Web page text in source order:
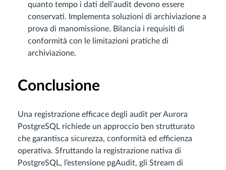
quanto tempo i dati dell’audit devono essere
conservati. Implementa soluzioni di archiviazione a
prova di manomissione. Bilancia i requisiti di
conformità con le limitazioni pratiche di
archiviazione.
Conclusione
Una registrazione efficace degli audit per Aurora
PostgreSQL richiede un approccio ben strutturato
che garantisca sicurezza, conformità ed efficienza
operativa. Sfruttando la registrazione nativa di
PostgreSQL, l’estensione pgAudit, gli Stream di